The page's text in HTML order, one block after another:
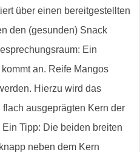
über einen bereitgestellten
den (gesunden) Snack
Ein
an. Reife Mangos
Hierzu wird das
ausgeprägten Kern der
Tipp: Die beiden breiten
neben dem Kern